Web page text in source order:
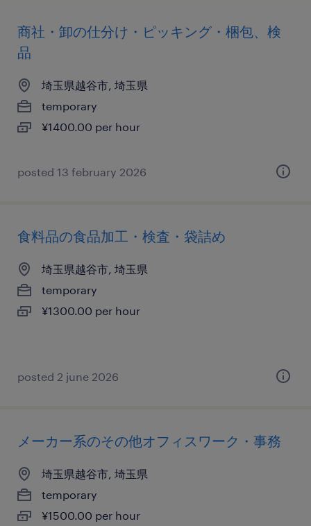
商社・卸の仕分け・ピッキング・梱包、検
品
埼玉県越谷市, 埼玉県
temporary
¥1400.00 per hour
posted 13 february 2026
食料品の食品加工・検査・袋詰め
埼玉県越谷市, 埼玉県
temporary
¥1300.00 per hour
posted 2 june 2026
メーカー系のその他オフィスワーク・事務
埼玉県越谷市, 埼玉県
temporary
¥1500.00 per hour